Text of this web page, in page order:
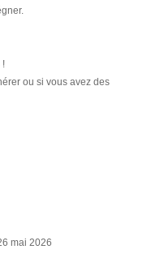
!
ou si vous avez des
mai 2026